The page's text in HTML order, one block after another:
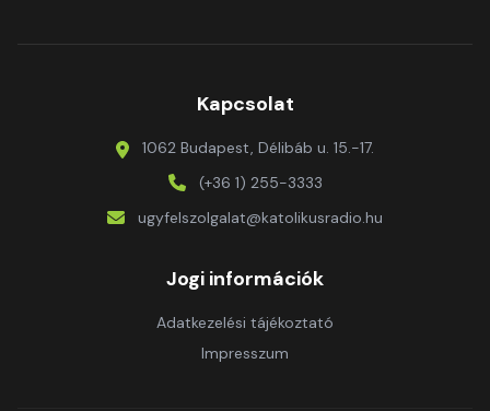
Kapcsolat
1062 Budapest, Délibáb u. 15.-17.
(+36 1) 255-3333
ugyfelszolgalat@katolikusradio.hu
Jogi információk
Adatkezelési tájékoztató
Impresszum